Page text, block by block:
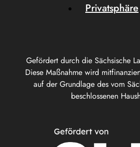
Gefördert durch die Sächsische
Diese Maßnahme wird
auf der Grundlage des vom
beschlossenen
Privatsphäre